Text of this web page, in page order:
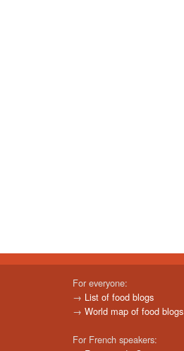
For everyone:
→ List of food blogs
→World map of food blogs
For French speakers: